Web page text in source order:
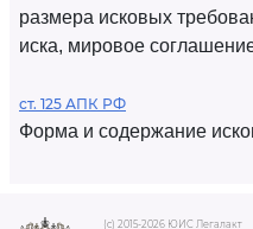
размера исковых
иска, мировое
ст. 125 АПК РФ
Форма и содержание
(c) 2015-2026 ЮИС Легалакт